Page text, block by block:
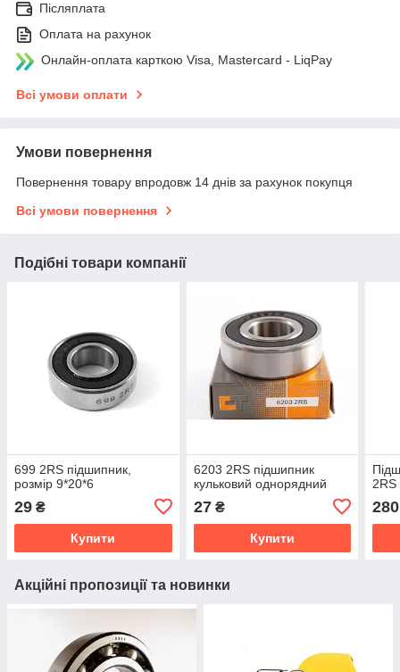
Післяплата
Оплата на рахунок
Онлайн-оплата карткою Visa, Mastercard - LiqPay
Всі умови оплати
Умови повернення
Повернення товару впродовж 14 днів за рахунок покупця
Всі умови повернення
Подібні товари компанії
699 2RS підшипник,
розмір 9*20*6
29 ₴
Купити
6203 2RS підшипник
кульковий однорядний
27₴
Купити
2RS
280
Акційні пропозиції та новинки